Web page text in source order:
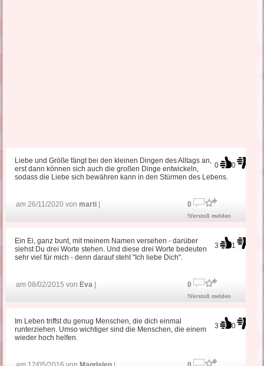
0 0
Liebe und Größe fängt bei den kleinen Dingen des Alltags an,
erst dann können sich auch die großen Dinge entwickeln,
sodass die Liebe sich bewähren kann in den Stürmen des Lebens.
am 26/11/2020 vonmarti 0
!Verstoß melden
3 1
Ein Ei, ganz bunt, mit meinem Namen versehen - darüber
siehst Du drei Worte stehen. Und diese drei Worte bedeuten
sehr viel für mich - denn darauf steht "Ich liebe Dich".
am 08/02/2015 von Eva 0
!Verstoß melden
3 0
Im Leben triffst du genug Menschen, die dich einmal
runterziehen. Umso wichtiger sind die Menschen, die einem
wieder hoch helfen.